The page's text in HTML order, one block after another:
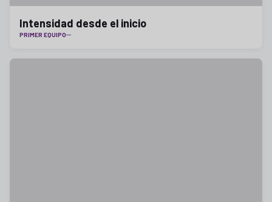
Intensidad desde el inicio
PRIMER EQUIPO